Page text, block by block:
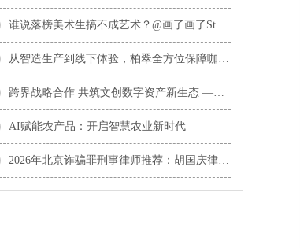
谁说落榜美术生搞不成艺术？@画了画了Stone 带着上百张“神作”，约你北京见！
从智造生产到线下体验，柏翠全方位保障咖啡机使用品质
​跨界战略合作 共筑文创数字资产新生态 ——携手探索文化数字化战略落地新范式
AI赋能农产品：开启智慧农业新时代
2026年北京诈骗罪刑事律师推荐：胡国庆律师合同诈骗与诈骗罪辩护方向分析